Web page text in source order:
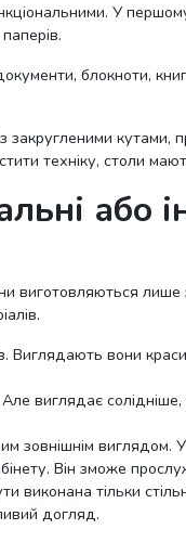
У
блокноти,
кутами,
техніку, столи
або
лише
вони
виглядає
зовнішнім
Він зможе
виконана тільки
догляд.